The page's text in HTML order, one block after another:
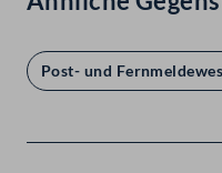
Post- und